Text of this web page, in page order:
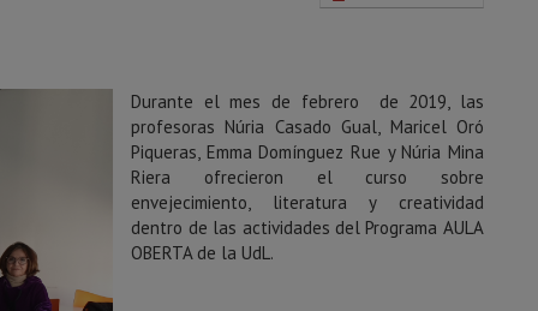
Durante el mes de febrero de 2019, las
profesoras Núria Casado Gual, Maricel Oró
Piqueras, Emma Domínguez Rue y Núria Mina
Riera ofrecieron el curso sobre
envejecimiento, literatura y creatividad
dentro de las actividades del Programa AULA
OBERTA de la UdL.